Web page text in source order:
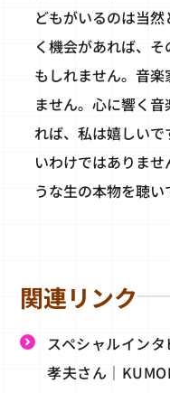
どもがいるのは当
く機会があれば、
もしれません。音
ません。心に響く
れば、私は嬉しい
いわけではありま
うな生の本物を聴い
関連リンク
スペシャルイン
孝夫さん｜